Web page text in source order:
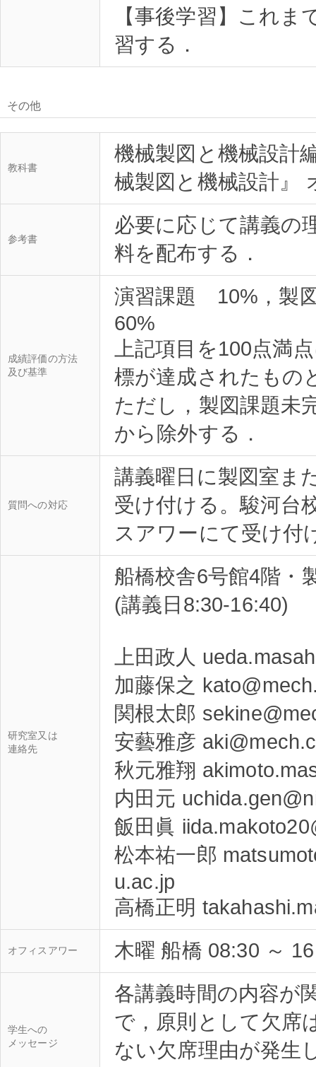
【事後学習】これ
習する．
その他
教科書
機械製図と機械設計
械製図と機械設計』
参考書
必要に応じて講義の
料を配布する．
成績評価の方法
及び基準
演習課題 10%，製
60%
上記項目を100点満
標が達成されたもの
ただし，製図課題未
質問への対応
講義曜日に製図室ま
受け付ける。駿河台
研究室又は
連絡先
船橋校舎6号館4階・
(講義日8:30-16:40)
上田政人
加藤保之
関根太郎
安藝雅彦
秋元雅翔
内田元
飯田眞
松本祐一郎
u.ac.jp
オフィスアワー 木曜 船橋 08:30 ～
学生への
メッセージ
各講義時間の内容が
で，原則として欠席
ない欠席理由が発生